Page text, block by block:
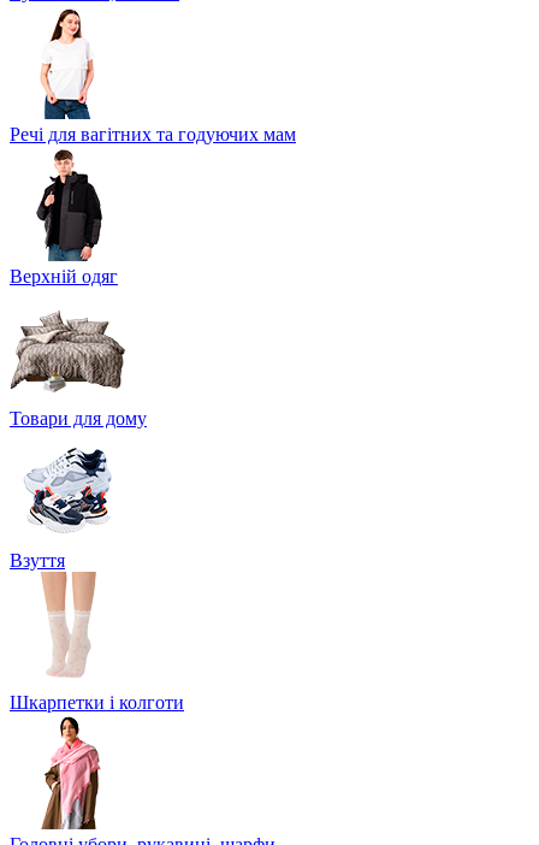
Речі для вагітних та годуючих мам
Верхній одяг
Товари для дому
Взуття
Шкарпетки і колготи